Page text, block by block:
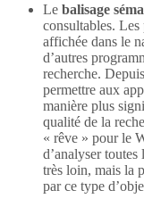
Le balisage
consultables. Les
affichée dans le
d’autres
recherche.
permettre aux
manière plus
qualité de la
« rêve » pour le
d’analyser
très loin, mais la
par ce type